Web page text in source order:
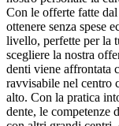
Con le offerte fatte dal
ottenere senza spese
livello, perfette per la
scegliere la nostra
denti viene affrontata
ravvisabile nel centro
alto. Con la pratica
dente, le competenze